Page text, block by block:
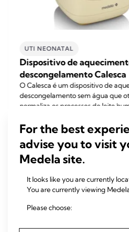
UTI NEONATAL
Dispositivo de
descongelamento Calesca
O Calesca é um dispositivo de
descongelamento sem água que
normaliza os processos do leite
Saiba mais
For the best
advise you to visit
Medela site.
It looks like you are currently
You are currently viewing
Please choose: